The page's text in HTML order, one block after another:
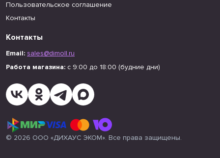
Пользовательское соглашение
Контакты
Контакты
Email: sales@dimoll.ru
Работа магазина: с 9:00 до 18:00 (будние дни)
© 2026 ООО «ДИХАУС ЭКОМ». Все права защищены.